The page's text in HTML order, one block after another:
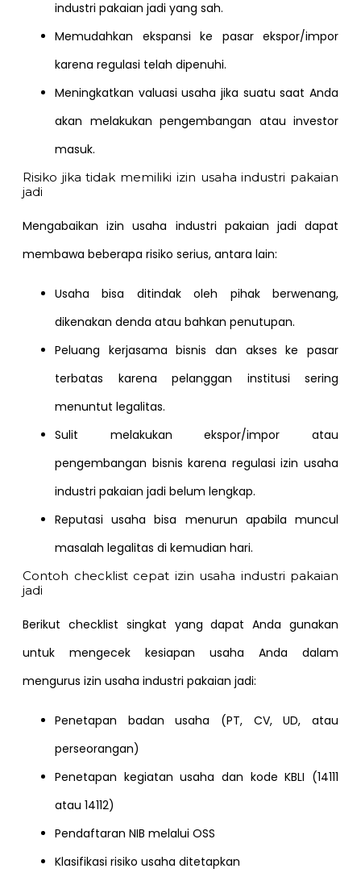
industri pakaian jadi yang sah.
Memudahkan ekspansi ke pasar ekspor/impor
karena regulasi telah dipenuhi.
Meningkatkan valuasi usaha jika suatu saat Anda
akan melakukan pengembangan atau investor
masuk.
Risiko jika tidak memiliki izin usaha industri pakaian
jadi
Mengabaikan izin usaha industri pakaian jadi dapat
membawa beberapa risiko serius, antara lain:
Usaha bisa ditindak oleh pihak berwenang,
dikenakan denda atau bahkan penutupan.
Peluang kerjasama bisnis dan akses ke pasar
terbatas karena pelanggan institusi sering
menuntut legalitas.
Sulit melakukan ekspor/impor atau
pengembangan bisnis karena regulasi izin usaha
industri pakaian jadi belum lengkap.
Reputasi usaha bisa menurun apabila muncul
masalah legalitas di kemudian hari.
Contoh checklist cepat izin usaha industri pakaian
jadi
Berikut checklist singkat yang dapat Anda gunakan
untuk mengecek kesiapan usaha Anda dalam
mengurus izin usaha industri pakaian jadi:
Penetapan badan usaha (PT, CV, UD, atau
perseorangan)
Penetapan kegiatan usaha dan kode KBLI (14111
atau 14112)
Pendaftaran NIB melalui OSS
Klasifikasi risiko usaha ditetapkan